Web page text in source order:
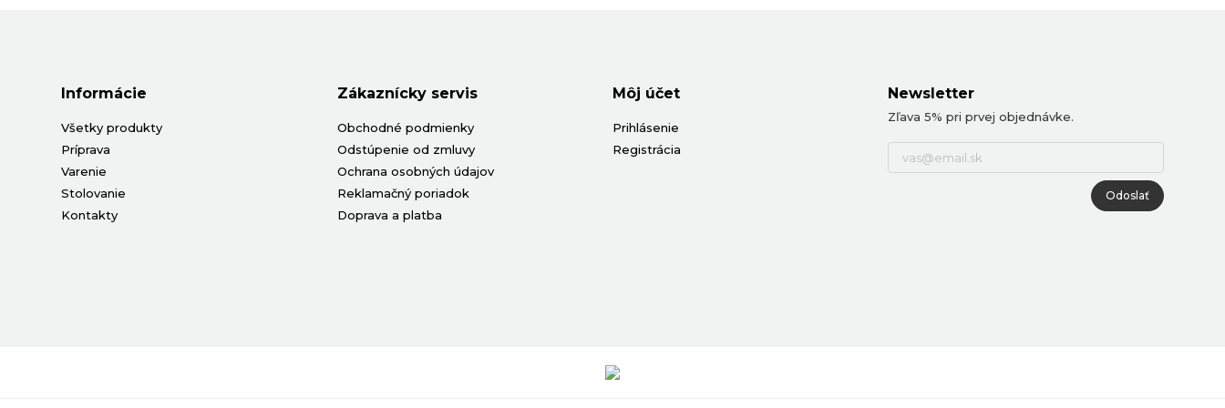
Druh
Mlynček
Určenie
Informácie
Všetky produkty
Príprava
Varenie
Stolovanie
Kontakty
Zákaznícky servis
Obchodné podmienky
Odstúpenie od zmluvy
Ochrana osobných údajov
Reklamačný poriadok
Doprava a platba
Môj účet
Prihlásenie
Registrácia
Newsletter
Zľava 5% pri prvej objednávke.
Odoslať